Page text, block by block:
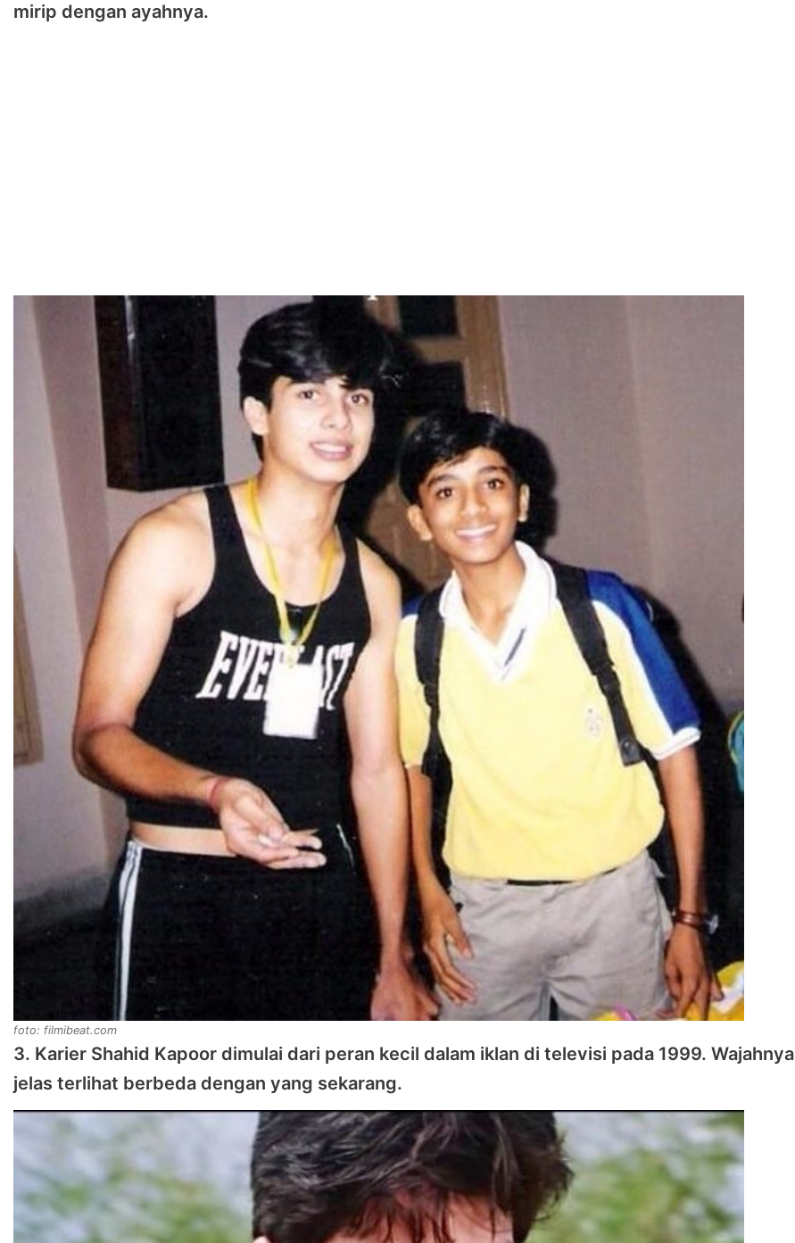
mirip dengan ayahnya.
foto: filmibeat.com
3. Karier Shahid Kapoor dimulai dari peran kecil dalam iklan di televisi pada 1999. Wajahnya
jelas terlihat berbeda dengan yang sekarang.